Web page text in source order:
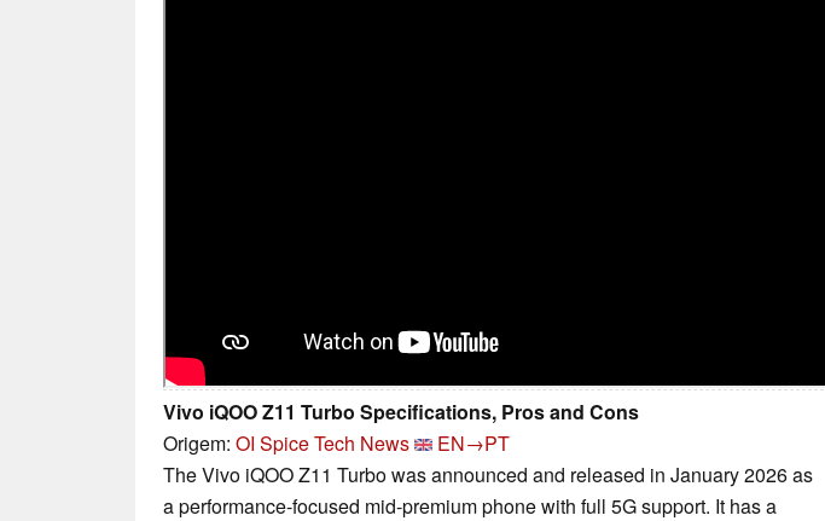
Vivo iQOO Z11 Turbo Specifications, Pros and Cons
Origem: OI Spice Tech News
EN→PT
The Vivo iQOO Z11 Turbo was announced and released in January 2026 as
a performance-focused mid-premium phone with full 5G support. It has a